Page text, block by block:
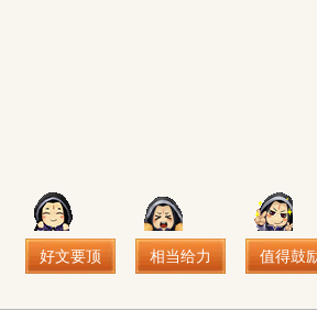
好文要顶 相当给力 值得鼓